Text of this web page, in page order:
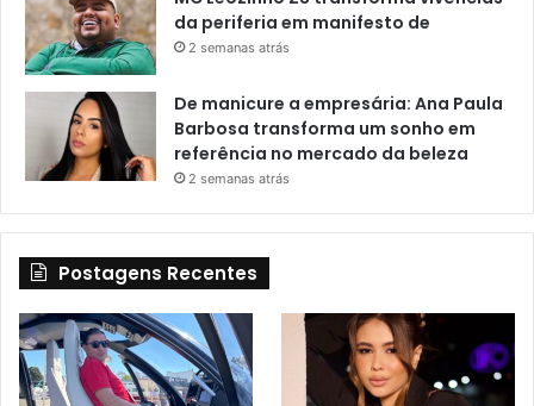
da periferia em manifesto de
2 semanas atrás
De manicure a empresária: Ana Paula
Barbosa transforma um sonho em
referência no mercado da beleza
2 semanas atrás
Postagens Recentes